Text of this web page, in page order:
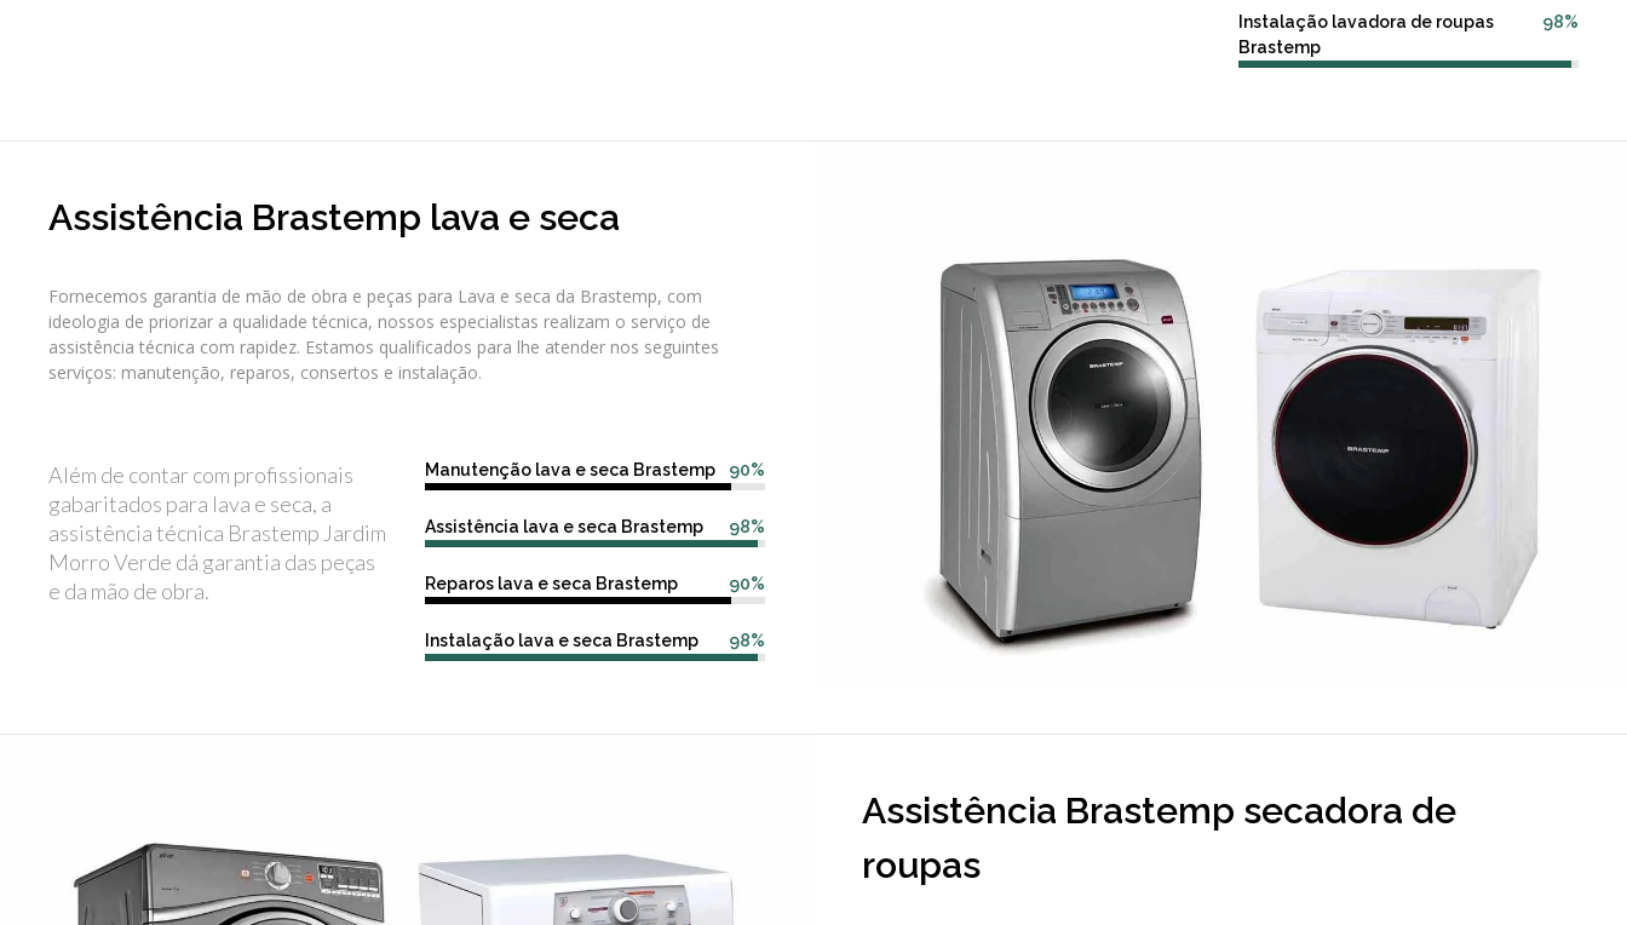
98%
Instalação lavadora de roupas
Brastemp
Assistência Brastemp lava e seca
Fornecemos garantia de mão de obra e peças para Lava e seca da Brastemp, com
ideologia de priorizar a qualidade técnica, nossos especialistas realizam o serviço de
assistência técnica com rapidez. Estamos qualificados para lhe atender nos seguintes
serviços: manutenção, reparos, consertos e instalação.
Além de contar com profissionais
gabaritados para lava e seca, a
assistência técnica Brastemp Jardim
Morro Verde dá garantia das peças
e da mão de obra.
90%
Manutenção lava e seca Brastemp
98%
Assistência lava e seca Brastemp
90%
Reparos lava e seca Brastemp
98%
Instalação lava e seca Brastemp
Assistência Brastemp secadora de
roupas